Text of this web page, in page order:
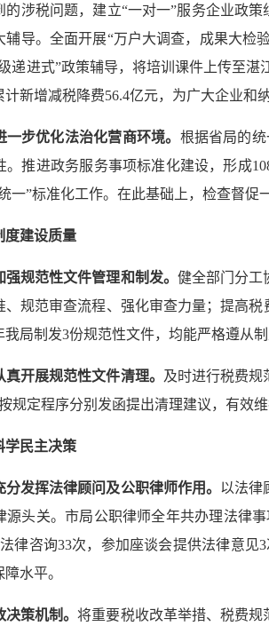
涉税问题，建立“一对一”服务企业政
辅导。全面开展“万户大调查，成果大检
递进式”政策辅导，将培训课件上传至湛
计新增减税降费56.4亿元，为广大企业和
步优化法治化营商环境。 根据省局的
。推进政务服务事项标准化建设，形成
一”标准化工作。在此基础上，检查督
度建设质量
规范性文件管理和制发。 健全部门分工
规范审查流程、强化审查力量；提高税
我局制发3份规范性文件，均能严格遵从
开展规范性文件清理。 及时进行税费规
规定程序分别发函提出清理建议，有效维
学民主决策
发挥法律顾问及公职律师作用。 以法律
源头关。市局公职律师全年共办理法律事
律咨询33次，参加座谈会提供法律意见3
水平。
决策机制。将重要税收改革举措、税费